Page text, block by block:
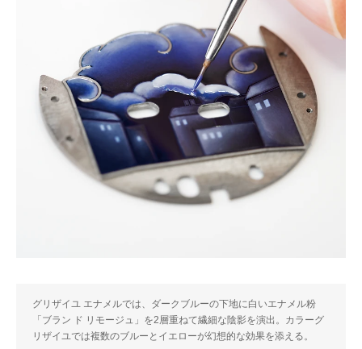
グリザイユ エナメルでは、ダークブルーの下地に白いエナメル粉
「ブラン ド リモージュ」を2層重ねて繊細な陰影を演出。カラーグ
リザイユでは複数のブルーとイエローが幻想的な効果を添える。